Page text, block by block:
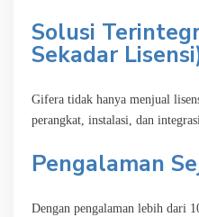
Solusi
Sekadar
Gifera tidak hanya menjual
perangkat, instalasi, dan
Pengalaman
Dengan pengalaman lebih dari